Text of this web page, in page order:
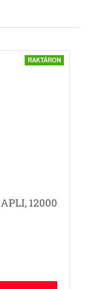
RAKTÁRON
12000